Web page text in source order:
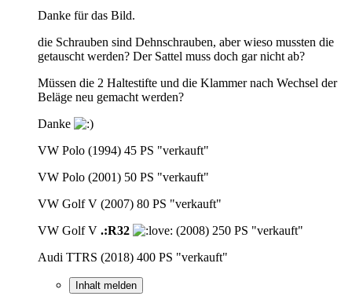
Danke für das Bild.
die Schrauben sind Dehnschrauben, aber wieso mussten die
getauscht werden? Der Sattel muss doch gar nicht ab?
Müssen die 2 Haltestifte und die Klammer nach Wechsel der
Beläge neu gemacht werden?
Danke
VW Polo (1994) 45 PS "verkauft"
VW Polo (2001) 50 PS "verkauft"
VW Golf V (2007) 80 PS "verkauft"
VW Golf V .:R32
(2008) 250 PS "verkauft"
Audi TTRS (2018) 400 PS "verkauft"
Inhalt melden